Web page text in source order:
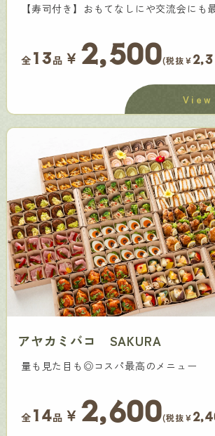
【寿司付き】おもてなしにや交流会にも
全 13品 ￥ 2,500(税抜¥
View
アヤカミバコ SAKURA
量も見た目も◎コスパ最高のメニュー
全 14品 ￥ 2,600(税抜¥